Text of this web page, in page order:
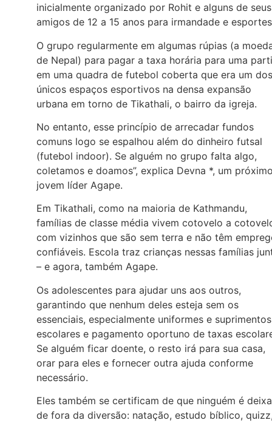
inicialmente organizado por Rohit e alguns de seus
amigos de 12 a 15 anos para irmandade e
O grupo regularmente em algumas rúpias (a
de Nepal) para pagar a taxa horária para uma
em uma quadra de futebol coberta que era um dos
únicos espaços esportivos na densa expansão
urbana em torno de Tikathali, o bairro da igreja.
No entanto, esse princípio de arrecadar fundos
comuns logo se espalhou além do dinheiro futsal
(futebol indoor). Se alguém no grupo falta algo,
coletamos e doamos”, explica Devna *, um
jovem líder Agape.
Em Tikathali, como na maioria de Kathmandu,
famílias de classe média vivem cotovelo a
com vizinhos que são sem terra e não têm
confiáveis. Escola traz crianças nessas famílias
– e agora, também Agape.
Os adolescentes para ajudar uns aos outros,
garantindo que nenhum deles esteja sem os
essenciais, especialmente uniformes e suprimentos
escolares e pagamento oportuno de taxas
Se alguém ficar doente, o resto irá para sua casa,
orar para eles e fornecer outra ajuda conforme
necessário.
Eles também se certificam de que ninguém é
de fora da diversão: natação, estudo bíblico,